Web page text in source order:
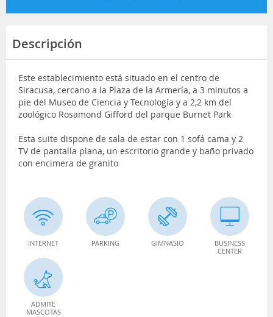
Descripción
Este establecimiento está situado en el centro de
Siracusa, cercano a la Plaza de la Armería, a 3 minutos a
pie del Museo de Ciencia y Tecnología y a 2,2 km del
zoológico Rosamond Gifford del parque Burnet Park
Esta suite dispone de sala de estar con 1 sofá cama y 2
TV de pantalla plana, un escritorio grande y baño privado
con encimera de granito
INTERNET PARKING GIMNASIO
BUSINESS
CENTER
ADMITE
MASCOTAS